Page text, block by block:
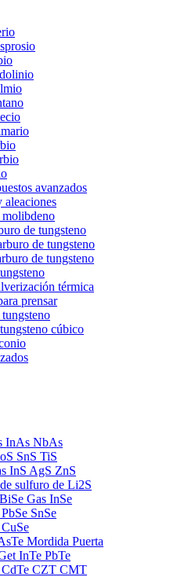
avanzados
aleaciones
de tungsteno
de tungsteno
de tungsteno
térmica
prensar
cúbico
InAs NbAs
SnS TiS
InS AgS ZnS
sulfuro de Li2S
Gas InSe
SnSe
Mordida Puerta
InTe PbTe
CZT CMT